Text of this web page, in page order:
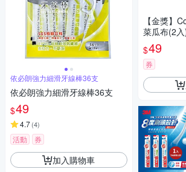
依必朗強力細滑牙線棒36支
依必朗強力細滑牙線棒36支
$49
4.7(4)
活動 券
加入購物車
【金獎】
菜瓜布(2
$49
券